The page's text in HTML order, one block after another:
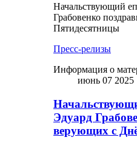
Начальствующий
Грабовенко
Пятидесятницы
Пресс-релизы
Информация о
июнь 07 2025
Эдуард
верующих с